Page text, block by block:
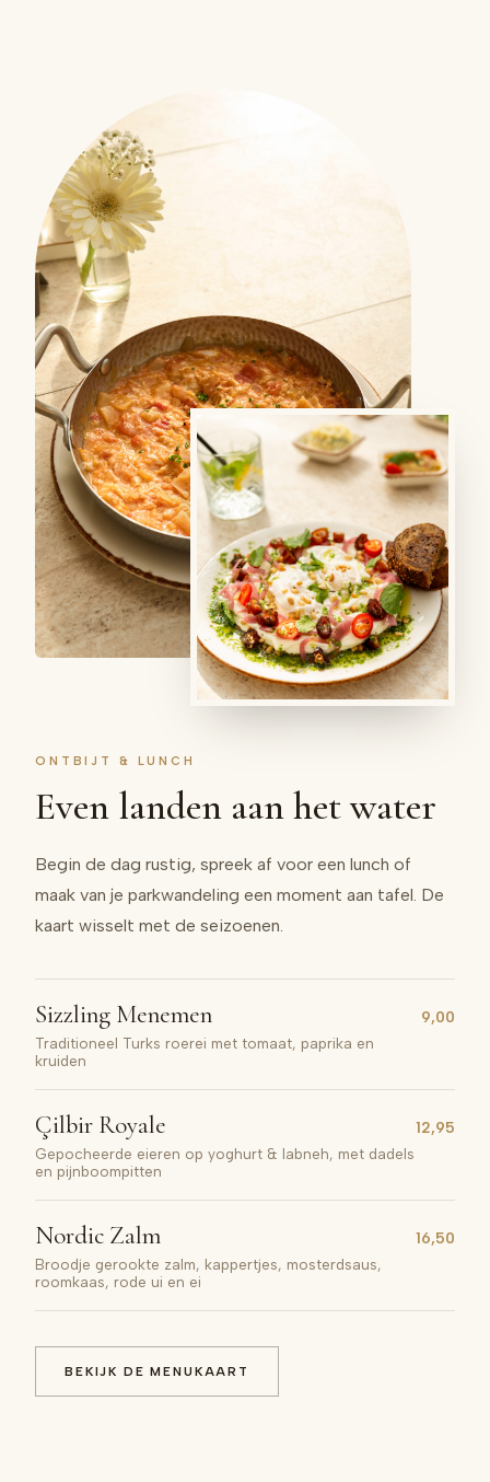
ONTBIJT & LUNCH
Even landen aan het water
Begin de dag rustig, spreek af voor een lunch of
maak van je parkwandeling een moment aan tafel. De
kaart wisselt met de seizoenen.
Sizzling Menemen
Traditioneel Turks roerei met tomaat, paprika en
kruiden
9,00
Çilbir Royale
Gepocheerde eieren op yoghurt & labneh, met dadels
en pijnboompitten
12,95
Nordic Zalm
Broodje gerookte zalm, kappertjes, mosterdsaus,
roomkaas, rode ui en ei
16,50
BEKIJK DE MENUKAART